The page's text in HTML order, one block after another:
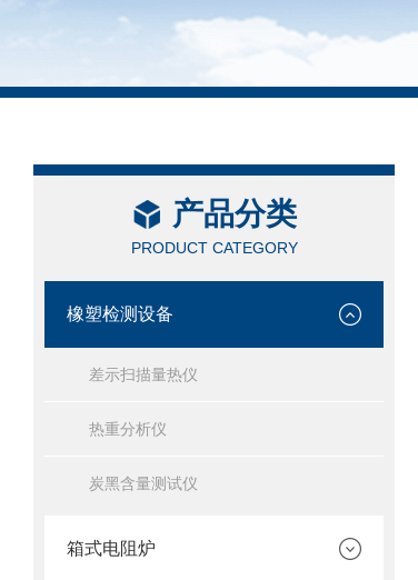
产品分类
PRODUCT CATEGORY
橡塑检测设备
差示扫描量热仪
热重分析仪
炭黑含量测试仪
箱式电阻炉